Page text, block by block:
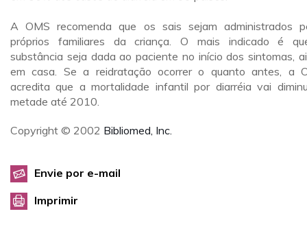
A OMS recomenda que os sais sejam administrados
próprios familiares da criança. O mais indicado é
substância seja dada ao paciente no início dos sintomas,
em casa. Se a reidratação ocorrer o quanto antes, a
acredita que a mortalidade infantil por diarréia vai
metade até 2010.
Copyright © 2002 Bibliomed, Inc.
Envie por e-mail
Imprimir